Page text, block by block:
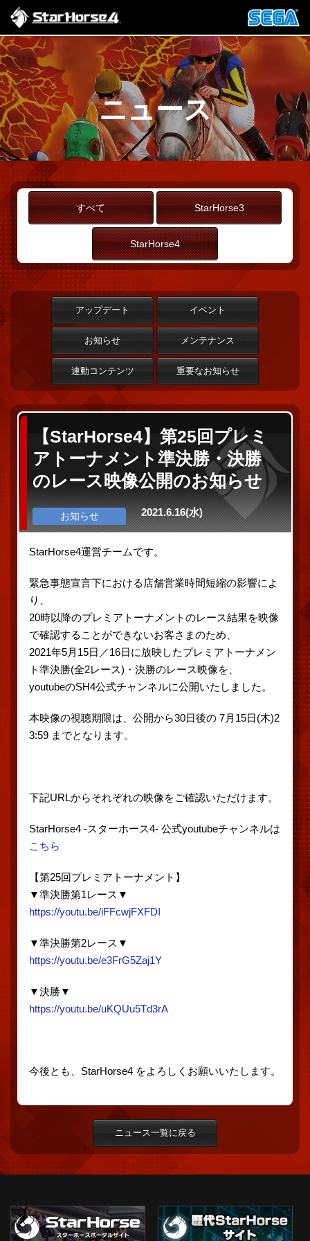
ニュース
すべて StarHorse3
StarHorse4
アップデート イベント
お知らせ メンテナンス
連動コンテンツ 重要なお知らせ
【StarHorse4】第25回プレミ
アトーナメント準決勝・決勝
のレース映像公開のお知らせ
お知らせ 2021.6.16(水)
StarHorse4運営チームです。
緊急事態宣言下における店舗営業時間短縮の影響によ
り、
20時以降のプレミアトーナメントのレース結果を映像
で確認することができないお客さまのため、
2021年5月15日／16日に放映したプレミアトーナメン
ト準決勝(全2レース)・決勝のレース映像を、
youtubeのSH4公式チャンネルに公開いたしました。
本映像の視聴期限は、公開から30日後の 7月15日(木)2
3:59 までとなります。
下記URLからそれぞれの映像をご確認いただけます。
StarHorse4 -スターホース4- 公式youtubeチャンネルは
こちら
【第25回プレミアトーナメント】
▼準決勝第1レース▼
https://youtu.be/iFFcwjFXFDI
▼準決勝第2レース▼
https://youtu.be/e3FrG5Zaj1Y
▼決勝▼
https://youtu.be/uKQUu5Td3rA
今後とも、StarHorse4 をよろしくお願いいたします。
ニュース一覧に戻る